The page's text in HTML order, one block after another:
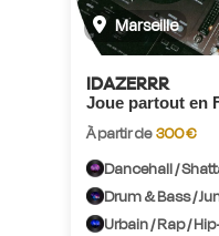
Marseille
IDAZERRR
Joue partout en
À partir de 300 €
Dancehall /
Drum & Bass /
Urbain / Rap /